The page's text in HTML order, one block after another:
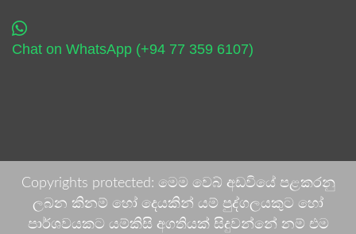
Chat on WhatsApp (+94 77 359 6107)
Copyrights protected: මෙම වෙබ් අඩවියේ පළකරනු
ලබන කිනම් හෝ දෙයකින් යම් පුද්ගලයකුට හෝ
පාර්ශවයකට යම්කිසි අගතියක් සිදුවන්නේ නම් එම